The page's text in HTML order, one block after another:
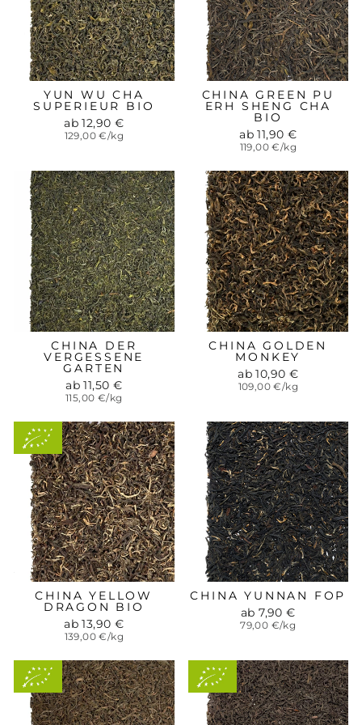
YUN WU CHA
SUPERIEUR BIO
ab 12,90 €
129,00 €/kg
CHINA GREEN PU
ERH SHENG CHA
BIO
ab 11,90 €
119,00 €/kg
CHINA DER
VERGESSENE
GARTEN
ab 11,50 €
115,00 €/kg
CHINA GOLDEN
MONKEY
ab 10,90 €
109,00 €/kg
Aus
kontrolliert-
biologischem
Anbau
CHINA YELLOW
DRAGON BIO
ab 13,90 €
139,00 €/kg
CHINA YUNNAN FOP
ab 7,90 €
79,00 €/kg
Aus
kontrolliert-
biologischem
Anbau
Aus
kontrolliert-
biologischem
Anbau